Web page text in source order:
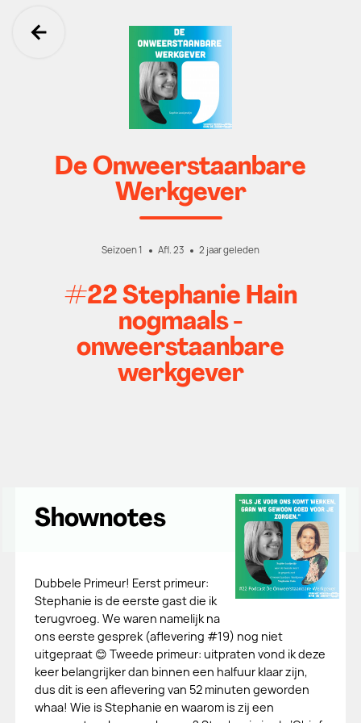
Ga terug
De Onweerstaanbare
Werkgever
Seizoen 1 Afl. 23 2 jaar geleden
#22 Stephanie Hain
nogmaals -
onweerstaanbare
werkgever
Shownotes
Dubbele Primeur! Eerst primeur:
Stephanie is de eerste gast die ik
terugvroeg. We waren namelijk na
ons eerste gesprek (aflevering #19) nog niet
uitgepraat 😊 Tweede primeur: uitpraten vond ik deze
keer belangrijker dan binnen een halfuur klaar zijn,
dus dit is een aflevering van 52 minuten geworden
whaa! Wie is Stephanie en waarom is zij een